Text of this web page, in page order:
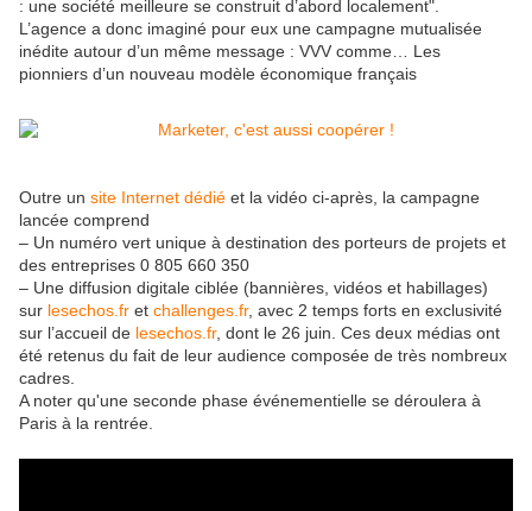
: une société meilleure se construit d’abord localement".
L’agence a donc imaginé pour eux une campagne mutualisée
inédite autour d’un même message : VVV comme… Les
pionniers d’un nouveau modèle économique français
Outre un site Internet dédié et la vidéo ci-après, la campagne
lancée comprend
– Un numéro vert unique à destination des porteurs de projets et
des entreprises 0 805 660 350
– Une diffusion digitale ciblée (bannières, vidéos et habillages)
sur lesechos.fr et challenges.fr, avec 2 temps forts en exclusivité
sur l’accueil de lesechos.fr, dont le 26 juin. Ces deux médias ont
été retenus du fait de leur audience composée de très nombreux
cadres.
A noter qu'une seconde phase événementielle se déroulera à
Paris à la rentrée.